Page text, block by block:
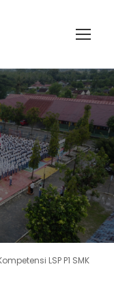
LSP P1 SMK